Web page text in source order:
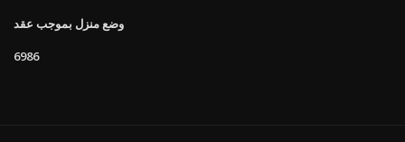
وضع منزل بموجب عقد
6986